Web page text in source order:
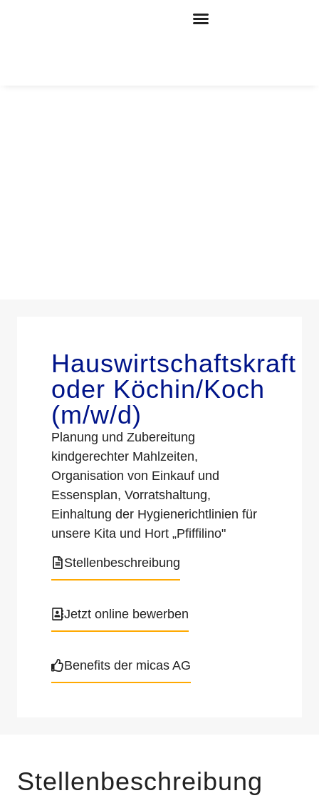
Hauswirtschaftskraft
oder Köchin/Koch
(m/w/d)
Planung und Zubereitung
kindgerechter Mahlzeiten,
Organisation von Einkauf und
Essensplan, Vorratshaltung,
Einhaltung der Hygienerichtlinien für
unsere Kita und Hort „Pfiffilino"
Stellenbeschreibung
Jetzt online bewerben
Benefits der micas AG
Stellenbeschreibung